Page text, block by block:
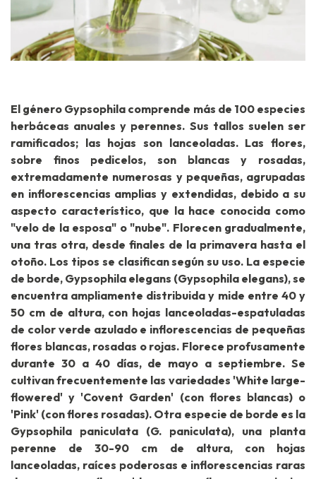
El género Gypsophila comprende más de 100 especies
herbáceas anuales y perennes. Sus tallos suelen ser
ramificados; las hojas son lanceoladas. Las flores,
sobre finos pedicelos, son blancas y rosadas,
extremadamente numerosas y pequeñas, agrupadas
en inflorescencias amplias y extendidas, debido a su
aspecto característico, que la hace conocida como
"velo de la esposa" o "nube". Florecen gradualmente,
una tras otra, desde finales de la primavera hasta el
otoño. Los tipos se clasifican según su uso. La especie
de borde, Gypsophila elegans (Gypsophila elegans), se
encuentra ampliamente distribuida y mide entre 40 y
50 cm de altura, con hojas lanceoladas-espatuladas
de color verde azulado e inflorescencias de pequeñas
flores blancas, rosadas o rojas. Florece profusamente
durante 30 a 40 días, de mayo a septiembre. Se
cultivan frecuentemente las variedades 'White large-
flowered' y 'Covent Garden' (con flores blancas) o
'Pink' (con flores rosadas). Otra especie de borde es la
Gypsophila paniculata (G. paniculata), una planta
perenne de 30-90 cm de altura, con hojas
lanceoladas, raíces poderosas e inflorescencias raras